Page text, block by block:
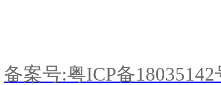
备案号:粤ICP备18035142